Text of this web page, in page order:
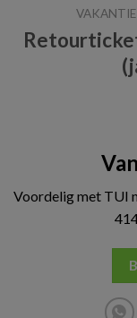
Voordelig met TUI